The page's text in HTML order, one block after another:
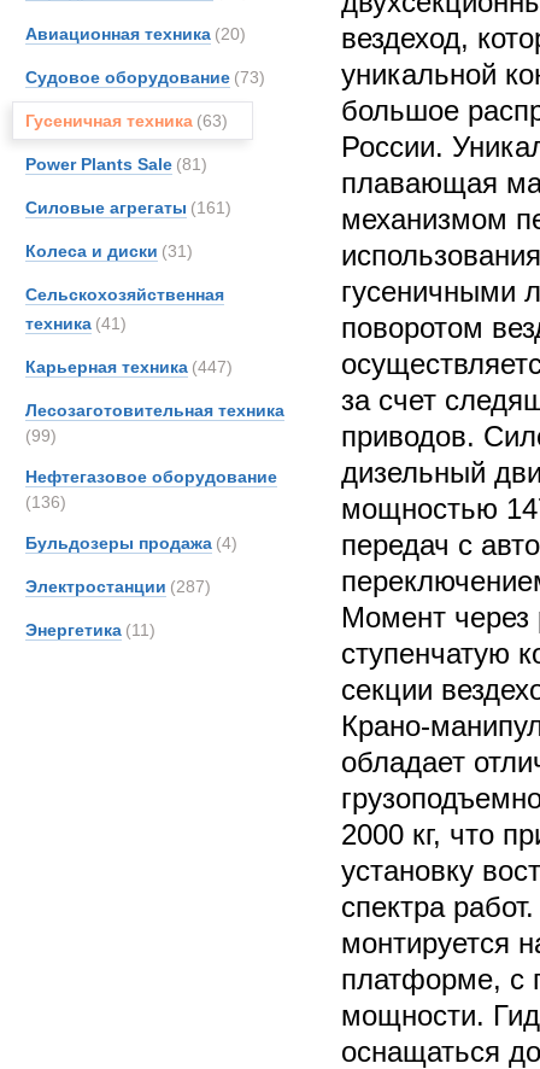
Авиационная техника (20)
Судовое оборудование (73)
Гусеничная техника (63)
Power Plants Sale (81)
Силовые агрегаты (161)
Колеса и диски (31)
Сельскохозяйственная
техника (41)
Карьерная техника (447)
Лесозаготовительная техника
(99)
Нефтегазовое оборудование
(136)
Бульдозеры продажа (4)
Электростанции (287)
Энергетика (11)
вездеход,
уникальной
большое
России.
плавающая
механизмом
гусеничными
поворотом
за счет
приводов.
дизельный
мощностью
передач с
Момент через
ступенчатую
секции
Крано-
обладает
2000 кг, что
установку
спектра
монтируется
платформе, с
мощности.
оснащаться